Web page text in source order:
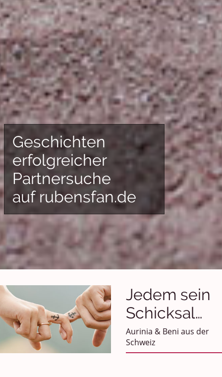
Geschichten
erfolgreicher
Partnersuche
auf rubensfan.de
Jedem sein
Schicksal…
Aurinia & Beni aus der
Schweiz